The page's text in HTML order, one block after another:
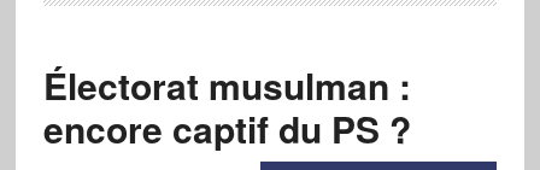
Électorat musulman :
encore captif du PS ?